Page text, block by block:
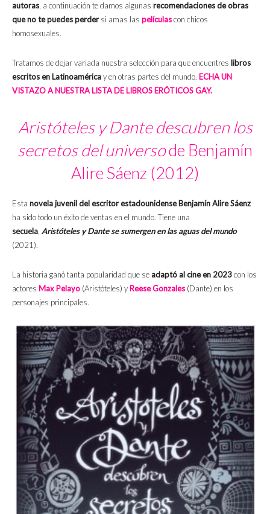
autoras, a continuación te damos algunas recomendaciones de obras
que no te puedes perdersi amas las películascon chicos
homosexuales.
Tratamos de dejar variada nuestra selección para que encuentres libros
escritos en Latinoaméricay en otras partes del mundo. ECHA UN
VISTAZO A NUESTRA LISTA DE LIBROS ERÓTICOS GAY.
Aristóteles y Dante descubren los
secretos del universode Benjamín
Alire Sáenz (2012)
Esta novela juvenil del escritor estadounidense Benjamín Alire Sáenz
ha sido todo un éxito de ventas en el mundo. Tiene una
secuela, Aristóteles y Dante se sumergen en las aguas del mundo
(2021).
La historia ganó tanta popularidad que se adaptó al cine en 2023con los
actores Max Pelayo (Aristóteles) y Reese Gonzales (Dante) en los
personajes principales.